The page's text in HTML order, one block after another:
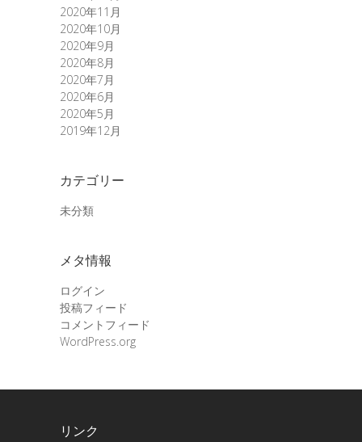
2020年11月
2020年10月
2020年9月
2020年8月
2020年7月
2020年6月
2020年5月
2019年12月
カテゴリー
未分類
メタ情報
ログイン
投稿フィード
コメントフィード
WordPress.org
リンク